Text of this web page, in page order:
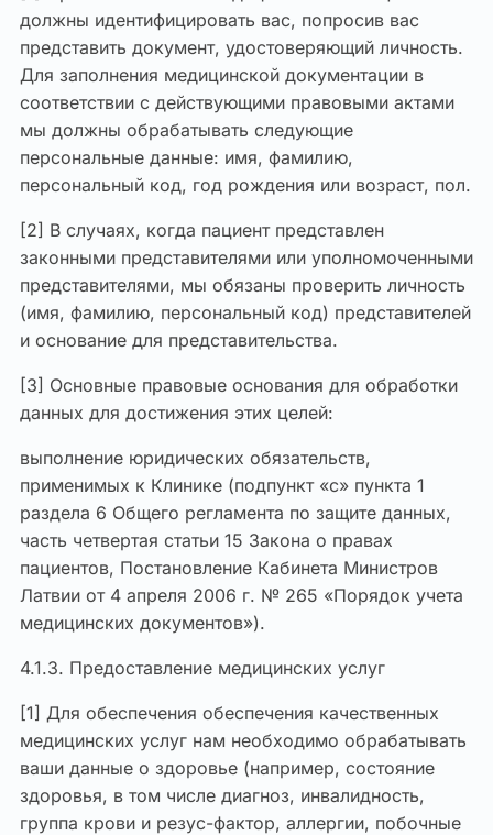
должны идентифицировать вас, попросив вас
представить документ, удостоверяющий личность.
Для заполнения медицинской документации в
соответствии с действующими правовыми актами
мы должны обрабатывать следующие
персональные данные: имя, фамилию,
персональный код, год рождения или возраст, пол.
[2] В случаях, когда пациент представлен
законными представителями или уполномоченными
представителями, мы обязаны проверить личность
(имя, фамилию, персональный код) представителей
и основание для представительства.
[3] Основные правовые основания для обработки
данных для достижения этих целей:
выполнение юридических обязательств,
применимых к Клинике (подпункт «c» пункта 1
раздела 6 Общего регламента по защите данных,
часть четвертая статьи 15 Закона о правах
пациентов, Постановление Кабинета Министров
Латвии от 4 апреля 2006 г. № 265 «Порядок учета
медицинских документов»).
4.1.3. Предоставление медицинских услуг
[1] Для обеспечения обеспечения качественных
медицинских услуг нам необходимо обрабатывать
ваши данные о здоровье (например, состояние
здоровья, в том числе диагноз, инвалидность,
группа крови и резус-фактор, аллергии, побочные